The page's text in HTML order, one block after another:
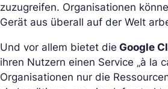
zuzugreifen. Organisationen
Gerät aus überall auf der Welt
Und vor allem bietet die Google
ihren Nutzern einen Service „à la
Organisationen nur die